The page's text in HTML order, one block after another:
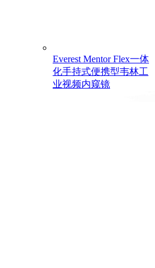
Everest Mentor Flex一体
化手持式便携型韦林工
业视频内窥镜